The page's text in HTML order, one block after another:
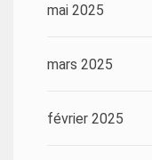
mai 2025
mars 2025
février 2025